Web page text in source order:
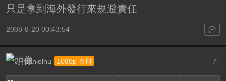
只是拿到海外發行來規避責任
2008-8-20 00:43:54
7F
danielhu 1080p 金牌